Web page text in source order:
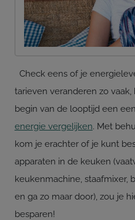
Check eens of je
tarieven veranderen zo
begin van de looptijd een
energie vergelijken. Met
kom je erachter of je kunt
apparaten in de keuken
keukenmachine, staafmixer,
en ga zo maar door), zou je
besparen!